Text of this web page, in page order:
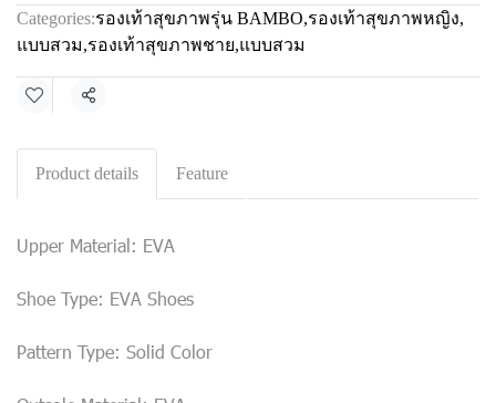
Categories:รองเท้าสุขภาพรุ่น BAMBO,รองเท้าสุขภาพหญิง,
แบบสวม,รองเท้าสุขภาพชาย,แบบสวม
Share
Product details Feature
Upper Material: EVA
Shoe Type: EVA Shoes
Pattern Type: Solid Color